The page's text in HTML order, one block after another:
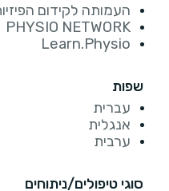
העמותה לקידום
PHYSIO NETWORK
Learn.Physio
שפות
עברית
אנגלית
ערבית
סוגי טיפולים/ניתוחים